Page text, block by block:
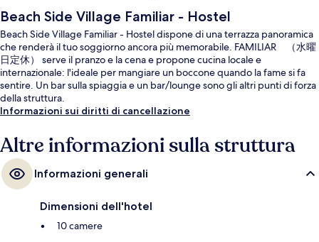
Beach Side Village Familiar - Hostel
Beach Side Village Familiar - Hostel dispone di una terrazza panoramica
che renderà il tuo soggiorno ancora più memorabile. FAMILIAR （水曜
日定休） serve il pranzo e la cena e propone cucina locale e
internazionale: l'ideale per mangiare un boccone quando la fame si fa
sentire. Un bar sulla spiaggia e un bar/lounge sono gli altri punti di forza
della struttura.
Informazioni sui diritti di cancellazione
Altre informazioni sulla struttura
Informazioni generali
Dimensioni dell'hotel
10 camere